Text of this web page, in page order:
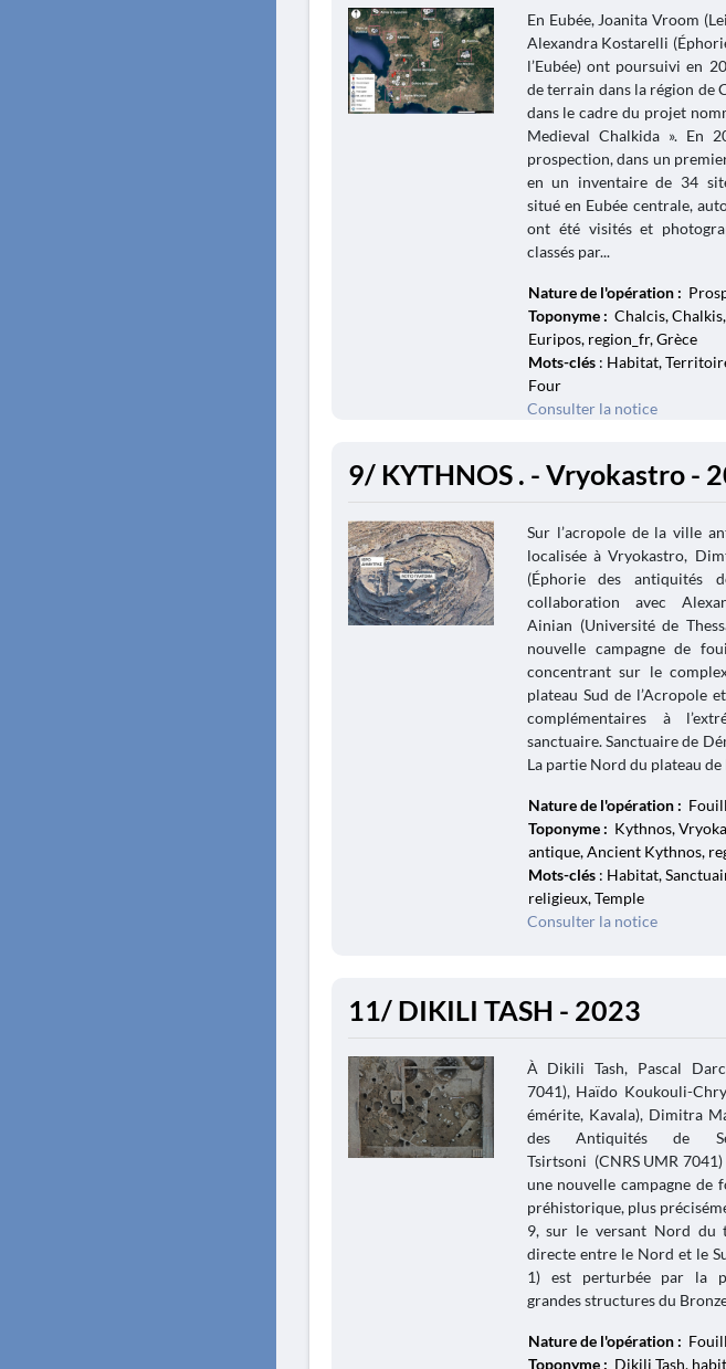
En Eubée, Joanita Vroom
Alexandra Kostarelli
l’Eubée) ont poursuivi en
de terrain dans la région de
dans le cadre du projet
Medieval Chalkida ». En
prospection, dans un
en un inventaire de 34
situé en Eubée centrale,
ont été visités et
classés par...
Nature de l'opération :
Toponyme : Chalcis,
Euripos, region_fr, Grèce
Mots-clés: Habitat,
Four
Consulter la notice
9/ KYTHNOS . - Vryokastro -
Sur l’acropole de la ville
localisée à Vryokastro,
(Éphorie des antiquités
collaboration avec
Ainian (Université de
nouvelle campagne de
concentrant sur le
plateau Sud de l’Acropole
complémentaires à
sanctuaire. Sanctuaire de
La partie Nord du plateau de
Nature de l'opération :
Toponyme : Kythnos,
antique, Ancient Kythnos,
Mots-clés: Habitat,
religieux, Temple
Consulter la notice
11/ DIKILI TASH - 2023
À Dikili Tash, Pascal
7041), Haïdo Koukouli-
émérite, Kavala), Dimitra
des Antiquités de
Tsirtsoni (CNRS UMR
une nouvelle campagne de
préhistorique, plus
9, sur le versant Nord du
directe entre le Nord et le
1) est perturbée par la
grandes structures du
Nature de l'opération :
Toponyme : Dikili Tash,